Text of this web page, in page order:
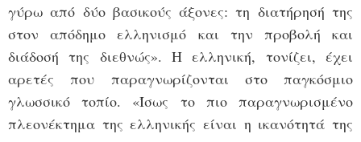
γύρω από δύο βασικούς άξονες: τη διατήρησή της
στον απόδημο ελληνισμό και την προβολή και
διάδοσή της διεθνώς». Η ελληνική, τονίζει, έχει
αρετές που παραγνωρίζονται στο παγκόσμιο
γλωσσικό τοπίο. «Ίσως το πιο παραγνωρισμένο
πλεονέκτημα της ελληνικής είναι η ικανότητά της